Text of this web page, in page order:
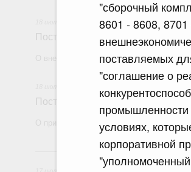
"сборочный
8601 - 8608,
поставляемых
"соглашение о
промышленности
условиях,
корпоративной
Постановление Правительства
О внесении изменений в некоторые
Постановление Правительства
О признании утратившими силу